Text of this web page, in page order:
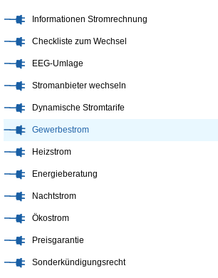
Informationen Stromrechnung
Checkliste zum Wechsel
EEG-Umlage
Stromanbieter wechseln
Dynamische Stromtarife
Gewerbestrom
Heizstrom
Energieberatung
Nachtstrom
Ökostrom
Preisgarantie
Sonderkündigungsrecht